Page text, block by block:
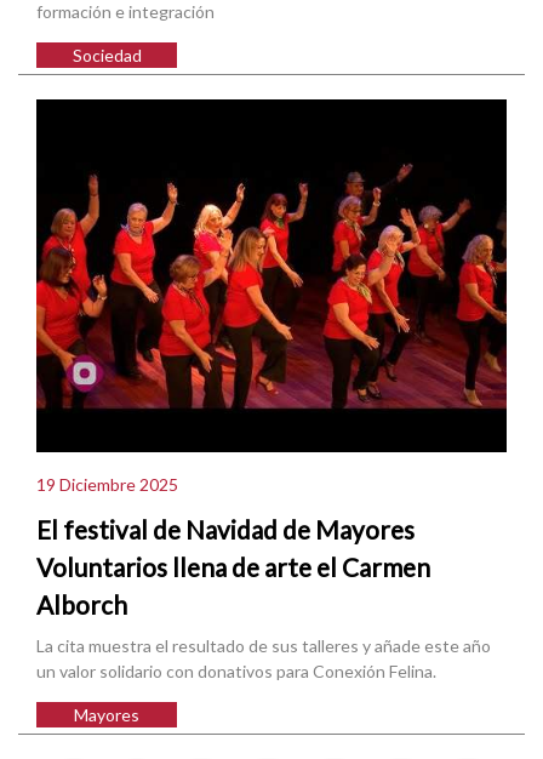
formación e integración
Sociedad
19 Diciembre 2025
El festival de Navidad de Mayores
Voluntarios llena de arte el Carmen
Alborch
La cita muestra el resultado de sus talleres y añade este año
un valor solidario con donativos para Conexión Felina.
Mayores